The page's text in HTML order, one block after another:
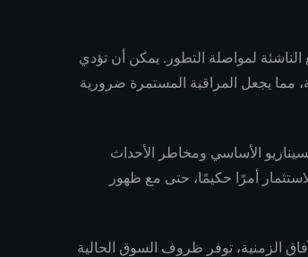
الناشئة لمواصلة التطور. يمكن أن تؤدي
مما يجعل المراقبة المستمرة ضرورية
الأساسي ومخاطر الأحداث
أمرًا حكيمًا، حتى مع ظهور
الزمنية، توفر ظروف السوق الحالية